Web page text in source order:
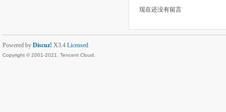
现在还没有留言
Powered by Discuz! X3.4 Licensed
Copyright © 2001-2021, Tencent Cloud.